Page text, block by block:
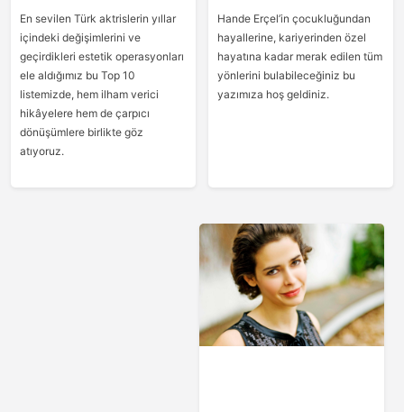
En sevilen Türk aktrislerin yıllar
içindeki değişimlerini ve
geçirdikleri estetik operasyonları
ele aldığımız bu Top 10
listemizde, hem ilham verici
hikâyelere hem de çarpıcı
dönüşümlere birlikte göz
atıyoruz.
Hande Erçel’in çocukluğundan
hayallerine, kariyerinden özel
hayatına kadar merak edilen tüm
yönlerini bulabileceğiniz bu
yazımıza hoş geldiniz.